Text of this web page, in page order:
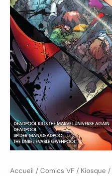
Accueil / Comics VF / Kiosque /